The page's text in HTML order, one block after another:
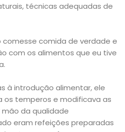
técnicas adequadas de
comesse comida de verdade e
com os alimentos que eu tive
à introdução alimentar, ele
os temperos e modificava as
da qualidade
eram refeições preparadas